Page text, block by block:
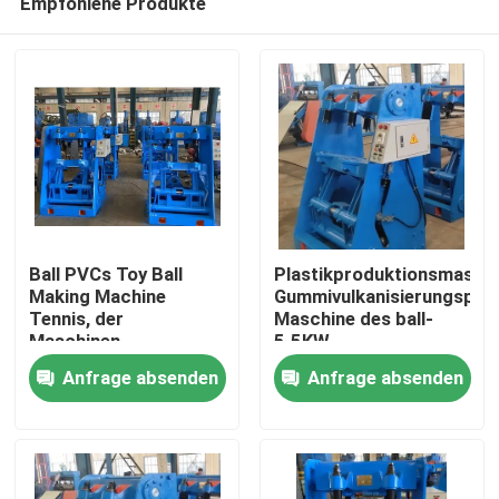
Haus
Videos
Ball PVCs Toy Ball
Making Machine
Tennis, der
Maschinen-
Vulkanisierungspresse
herstellt
Anfrage absenden
Maschine des ball-
5.5KW
Anfrage absenden